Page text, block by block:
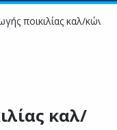
ποικιλίας καλ/
καλ/